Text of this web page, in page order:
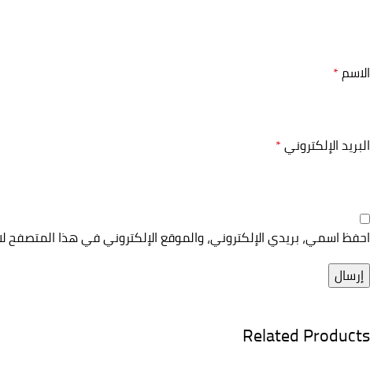
الاسم*
البريد الإلكتروني*
احفظ اسمي، بريدي الإلكتروني، والموقع الإلكتروني في هذا
Related Products